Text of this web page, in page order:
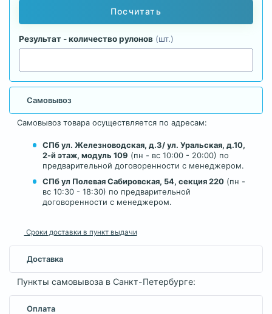
Посчитать
Результат - количество рулонов (шт.)
Самовывоз
Самовывоз товара осуществляется по адресам:
СПб ул. Железноводская, д.3/ ул. Уральская, д.10,
2-й этаж, модуль 109 (пн - вс 10:00 - 20:00) по
предварительной договоренности с менеджером.
СПб ул Полевая Сабировская, 54, секция 220 (пн -
вс 10:30 - 18:30) по предварительной
договоренности с менеджером.
Сроки доставки в пункт выдачи
Доставка
Пункты самовывоза в Санкт-Петербурге:
Оплата